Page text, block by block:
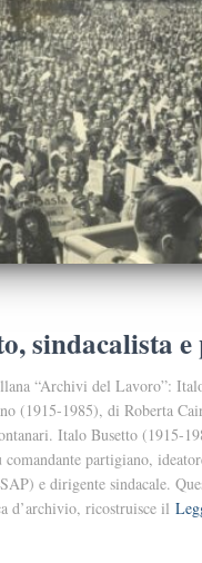
sindacalista
“Archivi del Lavoro”:
(1915-1985), di Roberta
Italo Busetto (1915-
partigiano,
e dirigente sindacale.
d’archivio, ricostruisce il